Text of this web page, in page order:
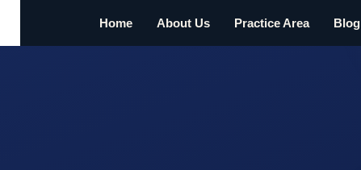
Home About Us Practice Area Blog